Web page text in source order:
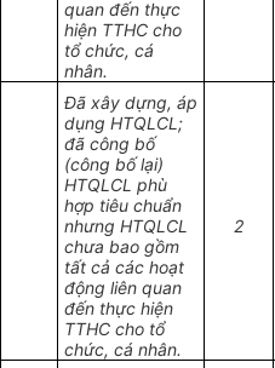
quan đến thực
hiện TTHC cho
tổ chức, cá
nhân.
Đã xây dựng, áp
dụng HTQLCL;
đã công bố
(công bố lại)
HTQLCL phù
hợp tiêu chuẩn
nhưng HTQLCL
chưa bao gồm
tất cả các hoạt
động liên quan
đến thực hiện
TTHC cho tổ
chức, cá nhân.
2